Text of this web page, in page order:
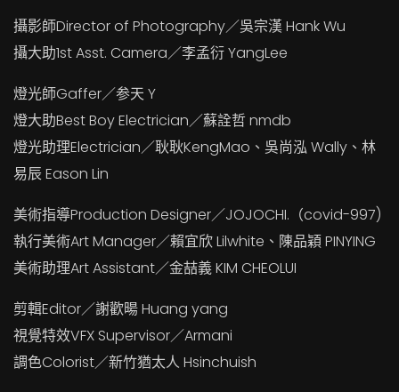
攝影師Director of Photography／吳宗漢 Hank Wu
攝大助1st Asst. Camera／李孟衍 YangLee
燈光師Gaffer／参天 Y
燈大助Best Boy Electrician／蘇詮哲 nmdb
燈光助理Electrician／耿耿KengMao、吳尚泓 Wally、林
易辰 Eason Lin
美術指導Production Designer／JOJOCHI.（covid-997)
執行美術Art Manager／賴宜欣 Lilwhite、陳品穎 PINYING
美術助理Art Assistant／金喆義 KIM CHEOLUI
剪輯Editor／謝歡暘 Huang yang
視覺特效VFX Supervisor／Armani
調色Colorist／新竹猶太人 Hsinchuish